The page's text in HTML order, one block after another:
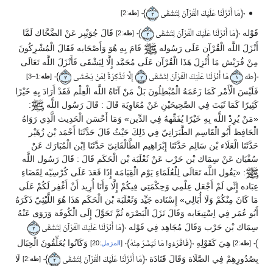
﴿مَا أَنْزَلْنَا عَلَيْكَ الْقُرْآنَ لِتَشْقَى ٢ ﴾ [طه:2]
قَوْله ﴿مَا أَنْزَلْنَا عَلَيْكَ الْقُرْآنَ لِتَشْقَى ٢ ﴾ [طه:2]
قَالَ جُوَيْبِر عَنْ الضَّحَّاك لَمَّا
أَنْزَلَ اللَّه الْقُرْآن عَلَى رَسُوله
قَامَ بِهِ هُوَ وَأَصْحَابه فَقَالَ الْمُشْرِكُونَ
مِنْ قُرَيْش مَا أُنْزِلَ هَذَا الْقُرْآن عَلَى مُحَمَّد إِلَّا لِيَشْقَى فَأَنْزَلَ اللَّه تَعَالَى
﴿طه ١ مَا أَنْزَلْنَا عَلَيْكَ الْقُرْآنَ لِتَشْقَى ٢ إِلَّا تَذْكِرَةً لِمَنْ يَخْشَى ٣ ﴾ [طه:1–3]
فَلَيْسَ الْأَمْر كَمَا زَعَمَهُ الْمُبْطِلُونَ بَلْ مَنْ آتَاهُ اللَّه الْعِلْم فَقَدْ أَرَادَ بِهِ خَيْرًا
كَثِيرًا كَمَا ثَبَتَ فِي الصَّحِيحَيْنِ عَنْ مُعَاوِيَة قَالَ : قَالَ رَسُول اللَّه
:
«مَنْ يُرِدْ اللَّه بِهِ خَيْرًا يُفَقِّههُ فِي الدِّين» وَمَا أَحْسَن الْحَدِيث الَّذِي رَوَاهُ
الْحَافِظ أَبُو الْقَاسِم الطَّبَرَانِيّ فِي ذَلِكَ حَيْثُ قَالَ حَدَّثَنَا أَحْمَد بْن زُهَيْر
حَدَّثَنَا الْعَلَاء بْن سَالِم حَدَّثَنَا إِبْرَاهِيم الطَّالْقَانِىّ حَدَّثَنَا اِبْن الْمُبَارَك عَنْ
سُفْيَان عَنْ سِمَاك بْن حَرْب عَنْ ثَعْلَبَة بْن الْحَكَم قَالَ : قَالَ رَسُول اللَّه
: «يَقُول اللَّه تَعَالَى لِلْعُلَمَاءِ يَوْم الْقِيَامَة إِذَا قَعَدَ عَلَى كُرْسِيّه لِقَضَاءِ
عِبَاده إِنِّي لَمْ أَجْعَل عِلْمِي وَحِكْمَتِي فِيكُمْ إِلَّا وَأَنَا أُرِيد أَنْ أَغْفِر لَكُمْ عَلَى
مَا كَانَ مِنْكُمْ وَلَا أُبَالِي» إِسْنَاده جَيِّد وَثَعْلَبَة بْن الْحَكَم هَذَا هُوَ اللَّيْثِيّ ذَكَرَهُ
أَبُو عُمَر فِي اِسْتِيعَابه وَقَالَ نَزَلَ الْبَصْرَة ثُمَّ تَحَوَّلَ إِلَى الْكُوفَة وَرَوَى عَنْهُ
سِمَاك بْن حَرْب وَقَالَ مُجَاهِد فِي قَوْله ﴿مَا أَنْزَلْنَا عَلَيْكَ الْقُرْآنَ لِتَشْقَى ٢
﴾ [طه:2] هِيَ كَقَوْلِهِ ﴿فَاقْرَءُوا مَا تَيَسَّرَ مِنْهُ﴾ [المزمل:20]
وَكَانُوا يُعَلِّقُونَ الْحِبَال
بِصُدُورِهِمْ فِي الصَّلَاة وَقَالَ قَتَادَة ﴿مَا أَنْزَلْنَا عَلَيْكَ الْقُرْآنَ لِتَشْقَى ٢ ﴾ [طه:2]
لَا